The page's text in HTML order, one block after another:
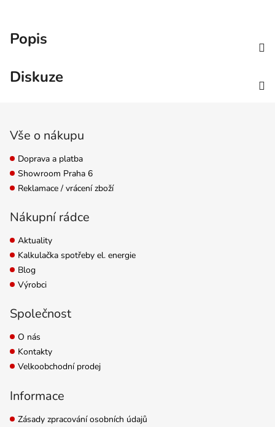
Popis
Diskuze
Vše o nákupu
Doprava a platba
Showroom Praha 6
Reklamace / vrácení zboží
Nákupní rádce
Aktuality
Kalkulačka spotřeby el. energie
Blog
Výrobci
Společnost
O nás
Kontakty
Velkoobchodní prodej
Informace
Zásady zpracování osobních údajů